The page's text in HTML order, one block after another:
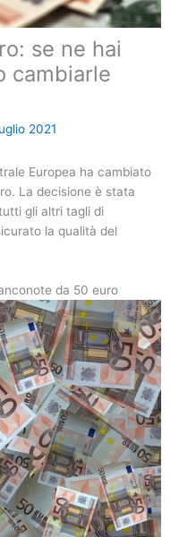
se ne hai
cambiarle
2021
Europea ha cambiato
La decisione è stata
gli altri tagli di
la qualità del
da 50 euro